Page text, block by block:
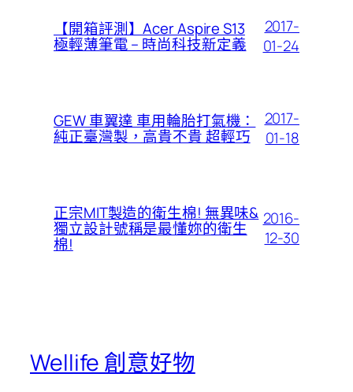
【開箱評測】Acer Aspire S13
極輕薄筆電 – 時尚科技新定義
2017-
01-24
GEW 車翼達 車用輪胎打氣機：
純正臺灣製，高貴不貴 超輕巧
2017-
01-18
正宗MIT製造的衛生棉! 無異味&
獨立設計號稱是最懂妳的衛生
棉!
2016-
12-30
Wellife 創意好物